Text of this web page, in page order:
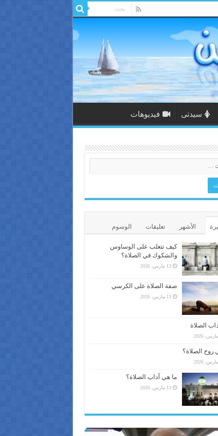
سيدتى فيديوهات
الأشهر تعليقات الوسوم
كيف تتغلب على الوساوس
والشكوك في الصلاة؟
13 مارس، 2026
صفة الصلاة على الكرسي
13 مارس، 2026
الصلاة
روح الصلاة؟
ما هي آداب الصلاة؟
13 مارس، 2026